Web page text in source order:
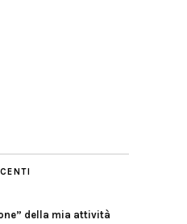
della mia attività